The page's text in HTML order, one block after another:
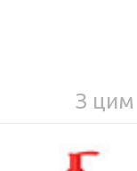
З цим